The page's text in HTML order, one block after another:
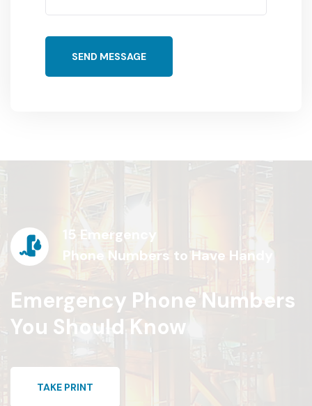
SEND MESSAGE
15 Emergency
Phone Numbers to Have Handy
Emergency Phone Numbers
You Should Know
TAKE PRINT